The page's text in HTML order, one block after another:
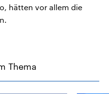
hätten vor allem die
Thema